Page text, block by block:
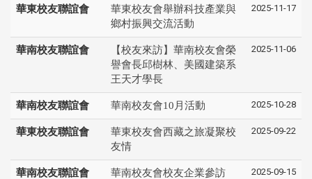
華東校友聯誼會
華東校友會舉辦科技產業與
鄉村振興交流活動
2025-11-17
華南校友聯誼會
【校友來訪】華南校友會榮
譽會長邱樹林、美國建築系
王天才學長
2025-11-06
華南校友聯誼會 華南校友會10月活動 2025-10-28
華東校友聯誼會
華東校友會西藏之旅凝聚校
友情
2025-09-22
華南校友聯誼會 華南校友會校友企業參訪 2025-09-15